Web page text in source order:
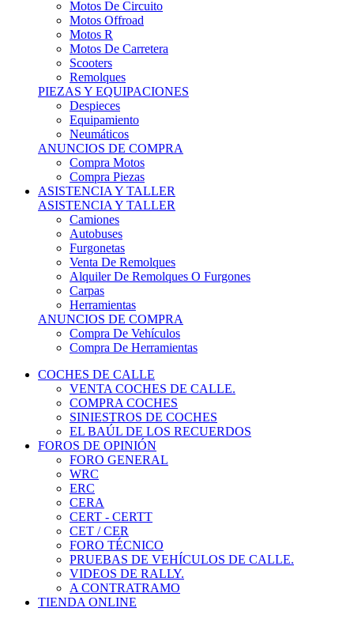
Motos R
Motos De Carretera
Scooters
Remolques
PIEZAS Y EQUIPACIONES
Despieces
Equipamiento
Neumáticos
ANUNCIOS DE COMPRA
Compra Motos
Compra Piezas
ASISTENCIA Y TALLER
ASISTENCIA Y TALLER
Camiones
Autobuses
Furgonetas
Venta De Remolques
Alquiler De Remolques O Furgones
Carpas
Herramientas
ANUNCIOS DE COMPRA
Compra De Vehículos
Compra De Herramientas
COCHES DE CALLE
VENTA COCHES DE CALLE.
COMPRA COCHES
SINIESTROS DE COCHES
EL BAÚL DE LOS RECUERDOS
FOROS DE OPINIÓN
FORO GENERAL
WRC
ERC
CERA
CERT - CERTT
CET / CER
FORO TÉCNICO
PRUEBAS DE VEHÍCULOS DE CALLE.
VIDEOS DE RALLY.
A CONTRATRAMO
TIENDA ONLINE
NUEVO ANUNCIO